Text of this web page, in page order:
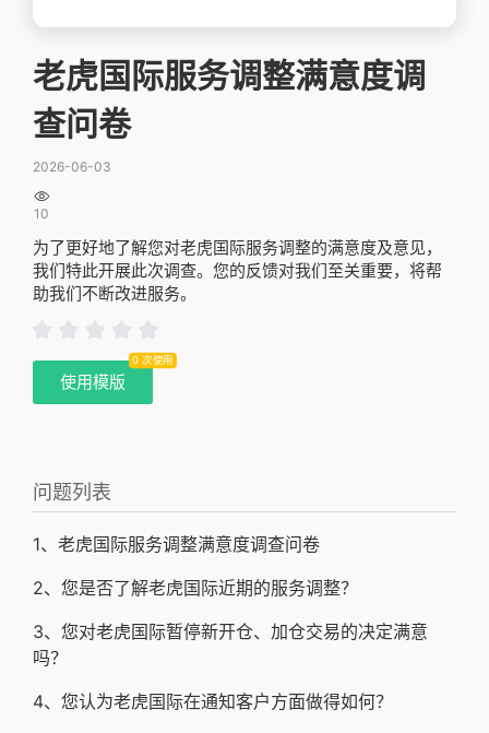
老虎国际服务调整满意度调
查问卷
2026-06-03

10
为了更好地了解您对老虎国际服务调整的满意度及意见，
我们特此开展此次调查。您的反馈对我们至关重要，将帮
助我们不断改进服务。
使用模版
0 次使用
问题列表
1、老虎国际服务调整满意度调查问卷
2、您是否了解老虎国际近期的服务调整？
3、您对老虎国际暂停新开仓、加仓交易的决定满意
吗？
4、您认为老虎国际在通知客户方面做得如何？